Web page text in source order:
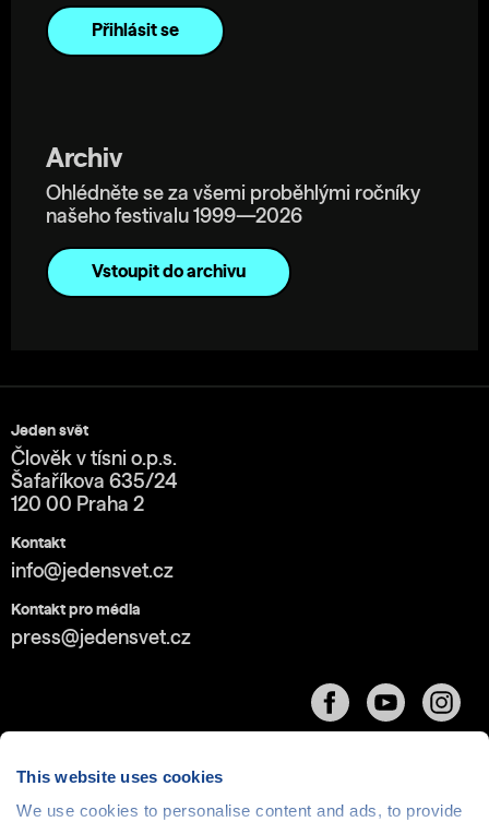
This website uses cookies
We use cookies to personalise content and ads, to provide
Archiv
Ohlédněte se za všemi proběhlými ročníky
našeho festivalu 1999—2026
Vstoupit do archivu
Jeden svět
Člověk v tísni o.p.s.
Šafaříkova 635/24
120 00 Praha 2
Kontakt
info@jedensvet.cz
Kontakt pro média
press@jedensvet.cz